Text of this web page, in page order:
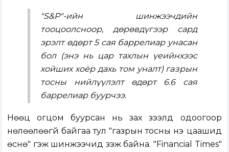
"S&P"-ийн шинжээчдийн
тооцоолсноор, дөрөвдүгээр сард
эрэлт өдөрт 5 сая баррелиар унасан
бол (энэ нь цар тахлын үеийнхээс
хойших хоёр дахь том уналт) газрын
тосны нийлүүлэлт өдөрт 6.6 сая
баррелиар буурчээ.
Нөөц огцом буурсан нь зах зээлд одоогоор
нөлөөлөөгүй байгаа тул "газрын тосны үнэ цаашид
өснө" гэж шинжээчид үзэж байна. "Financial Times"